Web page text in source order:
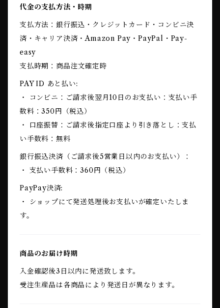
代金の支払方法・時期
支払方法：銀行振込・クレジットカード・コンビニ決
済・キャリア決済・Amazon Pay・PayPal・Pay-
easy
支払時期：商品注文確定時
PAY ID あと払い:
・ コンビニ：ご請求後翌月10日のお支払い：支払い手
数料：350円（税込）
・ 口座振替：ご請求後指定口座より引き落とし：支払
い手数料：無料
銀行振込決済（ご請求後5営業日以内のお支払い）：
・ 支払い手数料：360円（税込）
PayPay決済:
・ ショップにて発送処理後お支払いが確定いたしま
す。
商品のお届け時期
入金確認後3日以内に発送致します。
受注生産品は各商品により発送日が異なります。